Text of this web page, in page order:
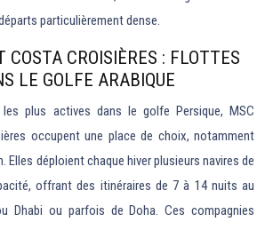
particulièrement dense.
COSTA CROISIÈRES : FLOTTES
LE GOLFE ARABIQUE
plus actives dans le golfe Persique, MSC
occupent une place de choix, notamment
Elles déploient chaque hiver plusieurs navires de
offrant des itinéraires de 7 à 14 nuits au
Dhabi ou parfois de Doha. Ces compagnies